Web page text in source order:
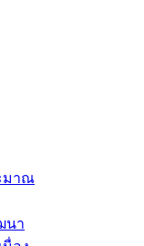
มาณ
นา